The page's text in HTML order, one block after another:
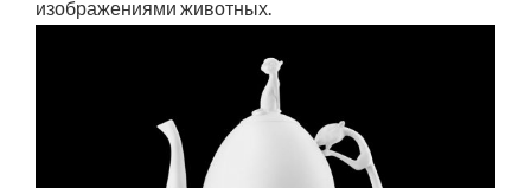
изображениями животных.